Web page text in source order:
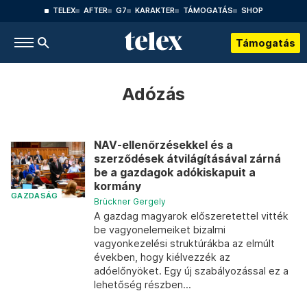
TELEX AFTER G7 KARAKTER TÁMOGATÁS SHOP
Támogatás
Adózás
GAZDASÁG
NAV-ellenőrzésekkel és a
szerződések átvilágításával zárná
be a gazdagok adókiskapuit a
kormány
Brückner Gergely
A gazdag magyarok előszeretettel vitték
be vagyonelemeiket bizalmi
vagyonkezelési struktúrákba az elmúlt
években, hogy kiélvezzék az
adóelőnyöket. Egy új szabályozással ez a
lehetőség részben...